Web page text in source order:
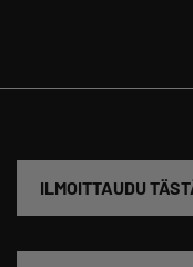
ILMOITTAUDU